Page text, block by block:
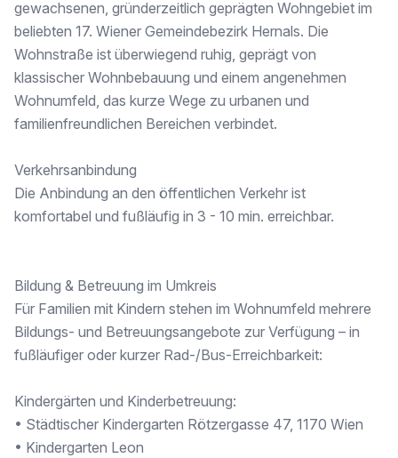
Diese Wohnung ist eine seltene Gelegenheit, in einem urbanen Umfeld mit perfekter Infrastruktur eine großzügige und gut geschnittene Familienwohnung zu erwerben.
Wenn Sie nach einem Zuhause suchen, das Platz, Struktur und Entwicklungspotenzial vereint, ist dieses Objekt die ideale Wahl.
gewachsenen, gründerzeitlich geprägten Wohngebiet im
beliebten 17. Wiener Gemeindebezirk Hernals. Die
Wohnstraße ist überwiegend ruhig, geprägt von
klassischer Wohnbebauung und einem angenehmen
Wohnumfeld, das kurze Wege zu urbanen und
familienfreundlichen Bereichen verbindet.
Verkehrsanbindung
Die Anbindung an den öffentlichen Verkehr ist
komfortabel und fußläufig in 3 - 10 min. erreichbar.
Bildung & Betreuung im Umkreis
Für Familien mit Kindern stehen im Wohnumfeld mehrere
Bildungs- und Betreuungsangebote zur Verfügung – in
fußläufiger oder kurzer Rad-/Bus-Erreichbarkeit:
Kindergärten und Kinderbetreuung:
• Städtischer Kindergarten Rötzergasse 47, 1170 Wien
• Kindergarten Leon